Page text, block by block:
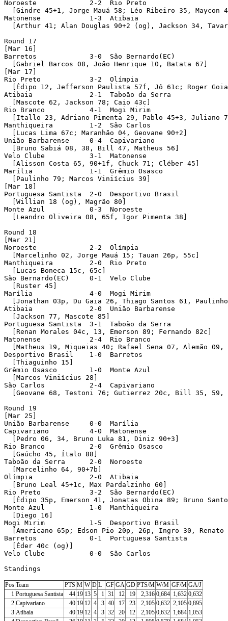
Pos Team PTS M W D L GF GA GD PTS/M W/M GF/M GA/J
1 Portuguesa Santista 44 19 13 5 1 31 12 19 2,316 0,684 1,632 0,632
2 Capivariano 40 19 12 4 3 40 17 23 2,105 0,632 2,105 0,895
3 Atibaia 40 19 12 4 3 32 20 12 2,105 0,632 1,684 1,053